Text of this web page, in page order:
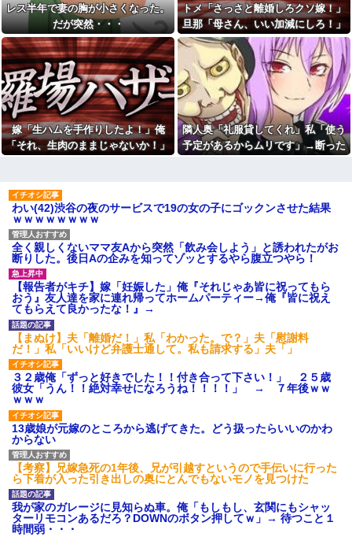
【速報】北海道江別大学生殺
人事件、主犯格の川口被告(19)に
無期懲役の判決←これ、妥当だ
と思う？？？？？？
日産e-power、無給油で
1980km走行しギネス記録を達
成！→山頂から下ってるだけで
した…
イーロン・マスク「中国のロ
ボットはデタラメで遠隔操作し
てるだけ」
７割引きのカキを購入、９歳
長女が６歳次女の分も奪って食
約3万円が入ってた財布を拾い
交番に届けた私。警察から連絡
が入りその金が私のものになっ
た結果...
人生初の通販を使った義父。
すると、1万円の非常持ち出し袋
が12個も届いてしまい...
アラフィフで同い年の友人Ａ
は旦那から突然離婚を突きつけ
られたらしい
「2年間、たぶん1日4回は握っ
てた」ラスベガスで買った3,000
円のキーホルダーを調べたら
告白してきた会社の同僚と結
婚したが１か月たたずにレスに
→俺「〇〇だから夜を拒否する
のか！」嫁「そうｗあんたはた
だの寄生主でーすｗ」嫁親「こ...
ハードオフに売っていた4万
4000円のフィギュアがヤバすぎ
るｗｗｗｗｗｗ「こんな高い
の？ｗｗ」「逆に超安い」
私「ちょっと、人の家の金庫
触らないでよ！」キチママ『そ
こに金庫があったから、開けて
みようとしただけ☆』義兄「泥
は出てけ！二度と来るな！」結
果・・・
【徹底議論】漫画史上「最大
のやらかし展開」って結局なん
だと思う？
社会人1年目の時、下の階に住
んでる40代半ばくらいの独身女
性に狙われかけた
母が難病発覚で突然の離婚希
望、その理由が30年前の夫の不
倫！？
「生まれてない子は覚えてな
いw」妻に堕胎させたことを忘れ
開き直るクソ叔父→その場にい
た流産直後の嫁や子供など『10
倫！？
「お食い初めなんて俺になん
のメリットがあるの」「そんな
談で言ったのに本気に取られて
離婚を言い渡された
主な税金の成り立ちを調べて
みたよ
レス半年で妻の胸が小さくなった。
だが突然・・・
トメ「さっさと離婚しろクソ嫁！」
旦那「母さん、いい加減にしろ！」
→思わぬ形で旦那が味方してくれ
て…
嫁「生ハムを手作りしたよ！」俺
「それ、生肉のままじゃないか！」
隣人奥「礼服貸してくれ」私「使う
予定があるからムリです」→断った
わい(42)渋谷の夜のサービスで19の女の子にゴックンさせた結果
ｗｗｗｗｗｗｗｗ
全く親しくないママ友Aから突然「飲み会しよう」と誘われたがお
断りした。後日Aの企みを知ってゾッとするやら腹立つやら！
【報告者がキチ】嫁「妊娠した」俺『それじゃあ皆に祝ってもら
おう』友人達を家に連れ帰ってホームパーティー→俺『皆に祝え
てもらえて良かったな！』→
【まぬけ】夫「離婚だ！」私「わかった。で？」夫「慰謝料
だ！」私「いいけど弁護士通して。私も請求する」夫「」
３２歳俺「ずっと好きでした！！付き合って下さい！」 ２５歳
彼女「うん！！絶対幸せになろうね！！！！」 → ７年後ｗｗ
ｗｗｗ
13歳娘が元嫁のところから逃げてきた。どう扱ったらいいのかわ
からない
【考察】兄嫁急死の1年後、兄が引越すというので手伝いに行った
ら下着が入った引き出しの奥にとんでもないモノを見つけた
我が家のガレージに見知らぬ車。俺「もしもし、玄関にもシャッ
ターリモコンあるだろ？DOWNのボタン押してｗ」→ 待つこと１
時間弱・・・